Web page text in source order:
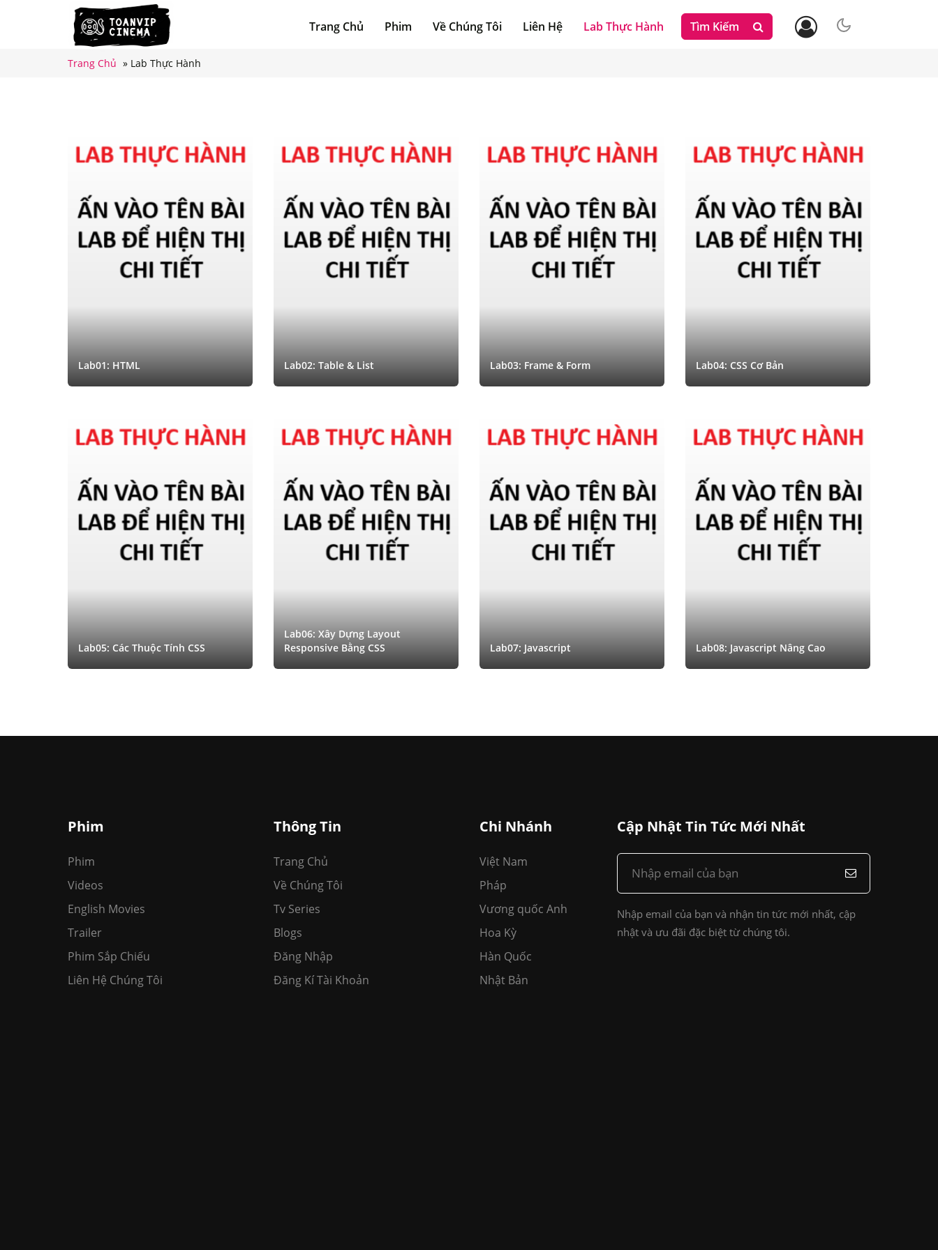
Trang Chủ Phim Về Chúng Tôi Liên Hệ Lab Thực Hành Tìm Kiếm
Trang Chủ » Lab Thực Hành
Lab01: HTML Lab02: Table & List Lab03: Frame & Form Lab04: CSS Cơ Bản
Lab05: Các Thuộc Tính CSS
Lab06: Xây Dựng Layout
Responsive Bằng CSS
Lab07: Javascript Lab08: Javascript Nâng Cao
Phim
Phim
Videos
English Movies
Trailer
Phim Sắp Chiếu
Liên Hệ Chúng Tôi
Thông Tin
Trang Chủ
Về Chúng Tôi
Tv Series
Blogs
Đăng Nhập
Đăng Kí Tài Khoản
Chi Nhánh
Việt Nam
Pháp
Vương quốc Anh
Hoa Kỳ
Hàn Quốc
Nhật Bản
Cập Nhật Tin Tức Mới Nhất
Nhập email của bạn và nhận tin tức mới nhất, cập
nhật và ưu đãi đặc biệt từ chúng tôi.